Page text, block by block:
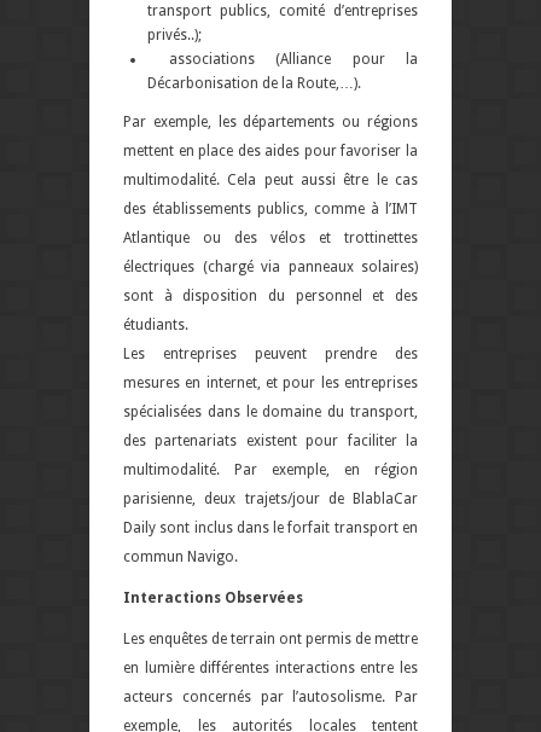
transport publics, comité d’entreprises
privés..);
associations (Alliance pour la
Décarbonisation de la Route,…).
Par exemple, les départements ou régions
mettent en place des aides pour favoriser la
multimodalité. Cela peut aussi être le cas
des établissements publics, comme à l’IMT
Atlantique ou des vélos et trottinettes
électriques (chargé via panneaux solaires)
sont à disposition du personnel et des
étudiants.
Les entreprises peuvent prendre des
mesures en internet, et pour les entreprises
spécialisées dans le domaine du transport,
des partenariats existent pour faciliter la
multimodalité. Par exemple, en région
parisienne, deux trajets/jour de BlablaCar
Daily sont inclus dans le forfait transport en
commun Navigo.
Interactions Observées
Les enquêtes de terrain ont permis de mettre
en lumière différentes interactions entre les
acteurs concernés par l’autosolisme. Par
exemple, les autorités locales tentent